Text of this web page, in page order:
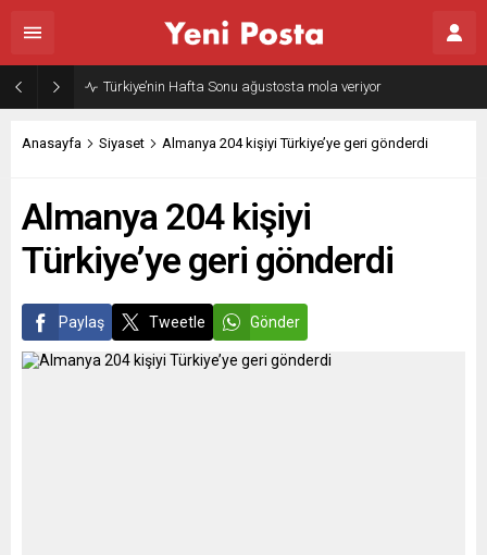
Türkiye’nin Hafta Sonu ağustosta mola veriyor
Anasayfa Siyaset Almanya 204 kişiyi Türkiye’ye geri gönderdi
Almanya 204 kişiyi
Türkiye’ye geri gönderdi
Paylaş Tweetle Gönder